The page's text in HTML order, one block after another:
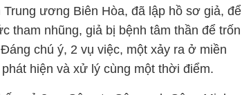
ương Biên Hòa, đã lập hồ sơ giả, để
tham nhũng, giả bị bệnh tâm thần để trốn
chú ý, 2 vụ việc, một xảy ra ở miền
hiện và xử lý cùng một thời điểm.